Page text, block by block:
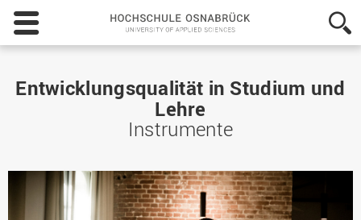
Hochschule
Osnabrück
-
Applied
Entwicklungsqualität in Studium und
Lehre
Instrumente